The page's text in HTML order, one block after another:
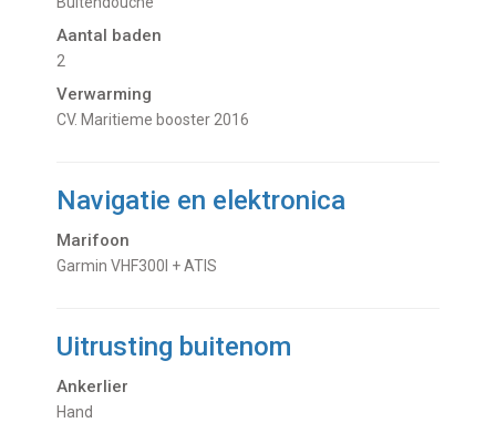
Aantal baden
2
Verwarming
CV. Maritieme booster 2016
Navigatie en elektronica
Marifoon
Garmin VHF300I + ATIS
Uitrusting buitenom
Ankerlier
Hand